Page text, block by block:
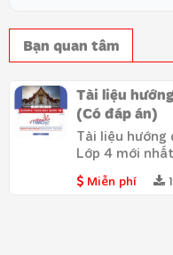
Bạn quan tâm
Tài liệu
(Có đáp án)
Tài liệu
Lớp 4 mới
Miễn phí